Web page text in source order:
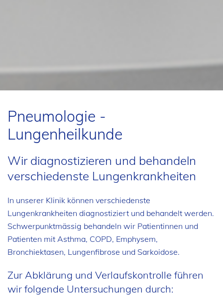
Pneumologie -
Lungenheilkunde
Wir diagnostizieren und behandeln
verschiedenste Lungenkrankheiten
In unserer Klinik können verschiedenste
Lungenkrankheiten diagnostiziert und behandelt werden.
Schwerpunktmässig behandeln wir Patientinnen und
Patienten mit Asthma, COPD, Emphysem,
Bronchiektasen, Lungenfibrose und Sarkoidose.
Zur Abklärung und Verlaufskontrolle führen
wir folgende Untersuchungen durch: